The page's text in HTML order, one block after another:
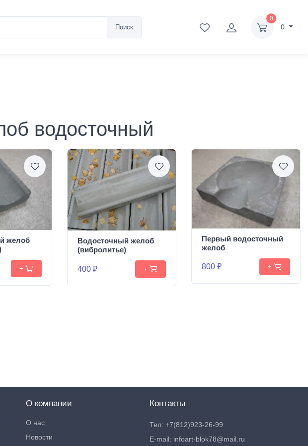
Поиск
0
0
водосточный
желоб
+
Водосточный желоб
(вибролитье)
400 ₽ +
Первый водосточный
желоб
800 ₽ +
О компании
О нас
Новости
Контакты
Тел: +7(812)923-26-99
E-mail: infoart-blok78@mail.ru